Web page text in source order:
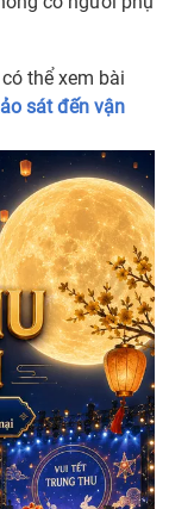
thể xem bài
sát đến vận